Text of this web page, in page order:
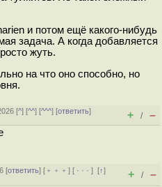
и потом ещё какого-нибудь
задача. А когда добавляется
жуть.
на что оно способно, но
[^] [^^] [^^^] [ответить]
+ / –
[ответить] [ ﹢﹢﹢] [ · · ·][↑]
+ / –